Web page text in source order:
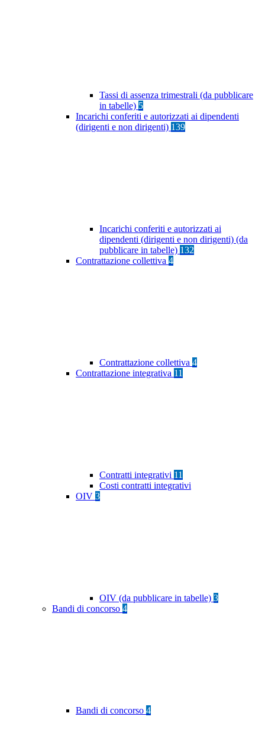
Tassi di assenza trimestrali (da pubblicare
in tabelle) 5
Incarichi conferiti e autorizzati ai dipendenti
(dirigenti e non dirigenti) 139
Incarichi conferiti e autorizzati ai
dipendenti (dirigenti e non dirigenti) (da
pubblicare in tabelle) 132
Contrattazione collettiva 4
Contrattazione collettiva 4
Contrattazione integrativa 11
Contratti integrativi 11
Costi contratti integrativi
OIV 3
OIV (da pubblicare in tabelle) 3
Bandi di concorso 4
Bandi di concorso 4